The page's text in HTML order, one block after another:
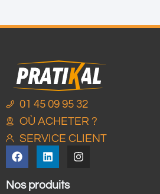
01 45 09 95 32
OÙ ACHETER ?
SERVICE CLIENT
Nos produits